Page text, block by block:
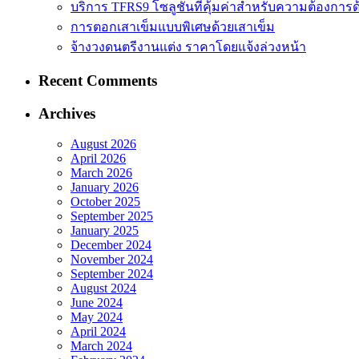
บริการ TFRS9 โซลูชันที่คุ้มค่าสำหรับความต้องกา
การตอกเสาเข็มแบบพิเศษด้วยเสาเข็ม
จ้างวงดนตรีงานแต่ง ราคาโดยแจ้งล่วงหน้า
Recent Comments
Archives
August 2026
April 2026
March 2026
January 2026
October 2025
September 2025
January 2025
December 2024
November 2024
September 2024
August 2024
June 2024
May 2024
April 2024
March 2024